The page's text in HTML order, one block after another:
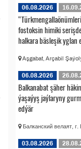
06.08.2026
fostoksin himiki
halkara bäsleşik yglan
Aşgabat, Arçabil
06.08.2026
Balkanabat şäher
ýaşaýyş jaýlaryny
edýär
Балканский велаят, г.
03.08.2026